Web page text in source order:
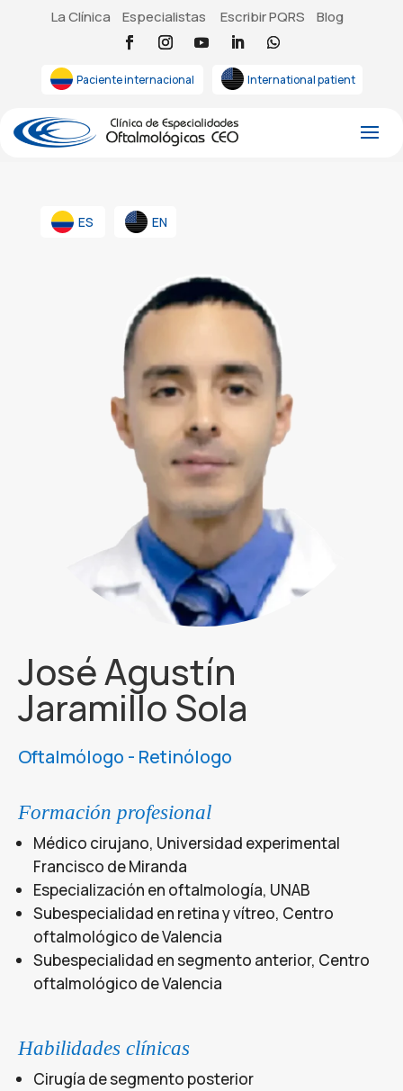
La Clínica Especialistas Escribir PQRS Blog
Paciente internacional International patient
ES EN
José Agustín
Jaramillo Sola
Oftalmólogo - Retinólogo
Formación profesional
Médico cirujano, Universidad experimental
Francisco de Miranda
Especialización en oftalmología, UNAB
Subespecialidad en retina y vítreo, Centro
oftalmológico de Valencia
Subespecialidad en segmento anterior, Centro
oftalmológico de Valencia
Habilidades clínicas
Cirugía de segmento posterior